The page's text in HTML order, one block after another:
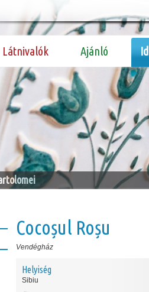
Látnivalók Ajánló
Cocoșul Roșu
Vendégház
Helyiség
Sibiu